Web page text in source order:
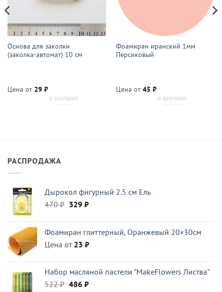
Основа для заколки
(заколка-автомат) 10 см
Цена от 29 ₽
В КОРЗИНУ
Фоамиран иранский 1мм
Персиковый
Цена от 45 ₽
В КОРЗИНУ
РАСПРОДАЖА
Дырокол фигурный 2.5 см Ель
470₽ Первоначальная
470 ₽.
329 ₽Текущая
Фоамиран глиттерный, Оранжевый 20×30см
Цена от 23 ₽
Набор масляной пастели "MakeFlowers Листва"
522₽ Первоначальная
486 ₽Текущая